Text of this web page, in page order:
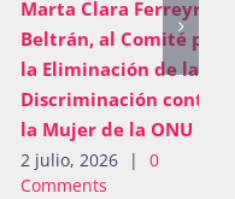
Clara Ferreyra
al Comité para
Eliminación de la
contra
Mujer de la ONU
julio, 2026 | 0